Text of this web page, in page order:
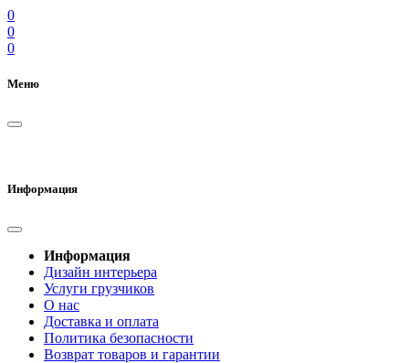
0
0
0
Меню
Информация
Информация
Дизайн интерьера
Услуги грузчиков
О нас
Доставка и оплата
Политика безопасности
Возврат товаров и гарантии